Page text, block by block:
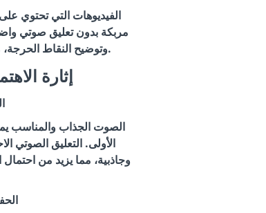
الفيديوهات التي تحتوي
مربكة بدون تعليق صوتي
وتوضيح النقاط الحرجة، مما يزيد من فهم المشاهدين للمشروع.
2. إثارة
الصوت الجذاب والمناسب
الأولى. التعليق الصوتي
وجاذبية، مما يزيد من